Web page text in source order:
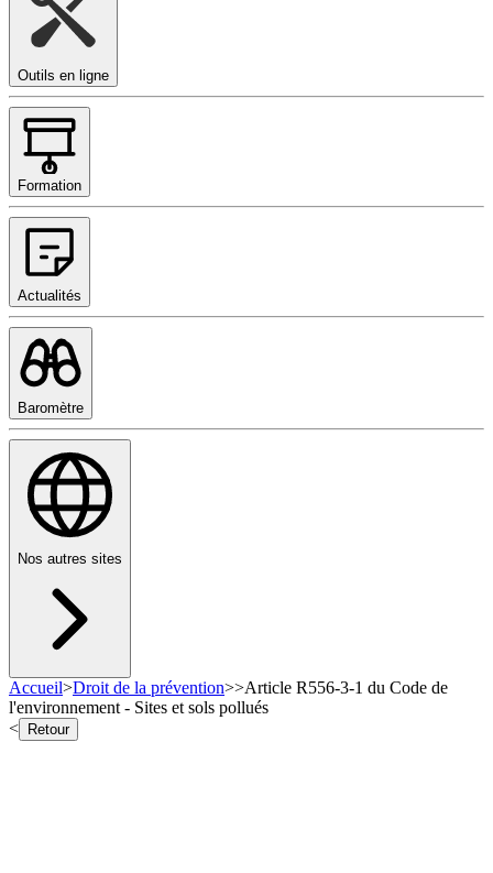
Outils en ligne
Formation
Actualités
Baromètre
Nos autres sites
Accueil>Droit de la prévention>>Article R556-3-1 du Code de
l'environnement - Sites et sols pollués
<
Retour